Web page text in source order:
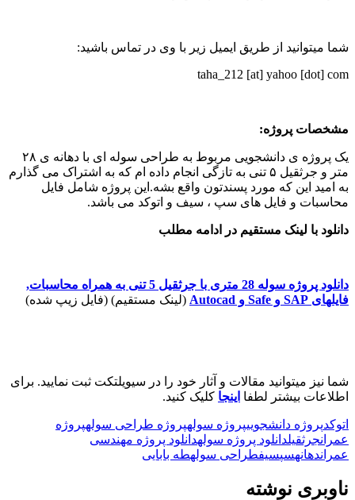
شما میتوانید از طریق ایمیل زیر با وی در تماس باشید:
taha_212 [at] yahoo [dot] com
مشخصات پروژه:
یک پروژه ی دانشجویی مربوط به طراحی سوله ای با دهانه ی ۲۸
متر و جرثقیل ۵ تنی به تازگی انجام داده ام که به اشتراک می گذارم
به امید این که مورد پسندتون واقع بشه.این پروژه شامل فایل
محاسبات و فایل های سپ ، سیف و اتوکد می باشد.
دانلود با لینک مستقیم در ادامه مطلب
دانلود پروژه سوله 28 متری با جرثقیل 5 تنی به همراه محاسبات,
فایلهای SAP و Safe و Autocad
(لینک مستقیم) (فایل زیپ شده)
شما نیز میتوانید مقالات و آثار خود را در سیویلتکت ثبت نمایید. برای
اطلاعات بیشتر لطفا اینجا کلیک کنید.
اتوکدپروژه دانشجوییپروژه سولهپروژه طراحی سولهپروژه
عمرانجرثقیلدانلود پروژه سولهدانلود پروژه مهندسی
عمراندهانهسپسیفطراحی سولهطه بابایی
ناوبری نوشته